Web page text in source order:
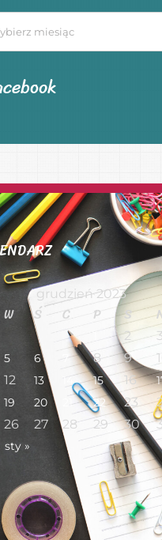
grudzień 2023
W Ś C P S
2 3
5 6 8 9
12 13 14 15 16
19 20 22 23
26 27 28 29 30
sty »